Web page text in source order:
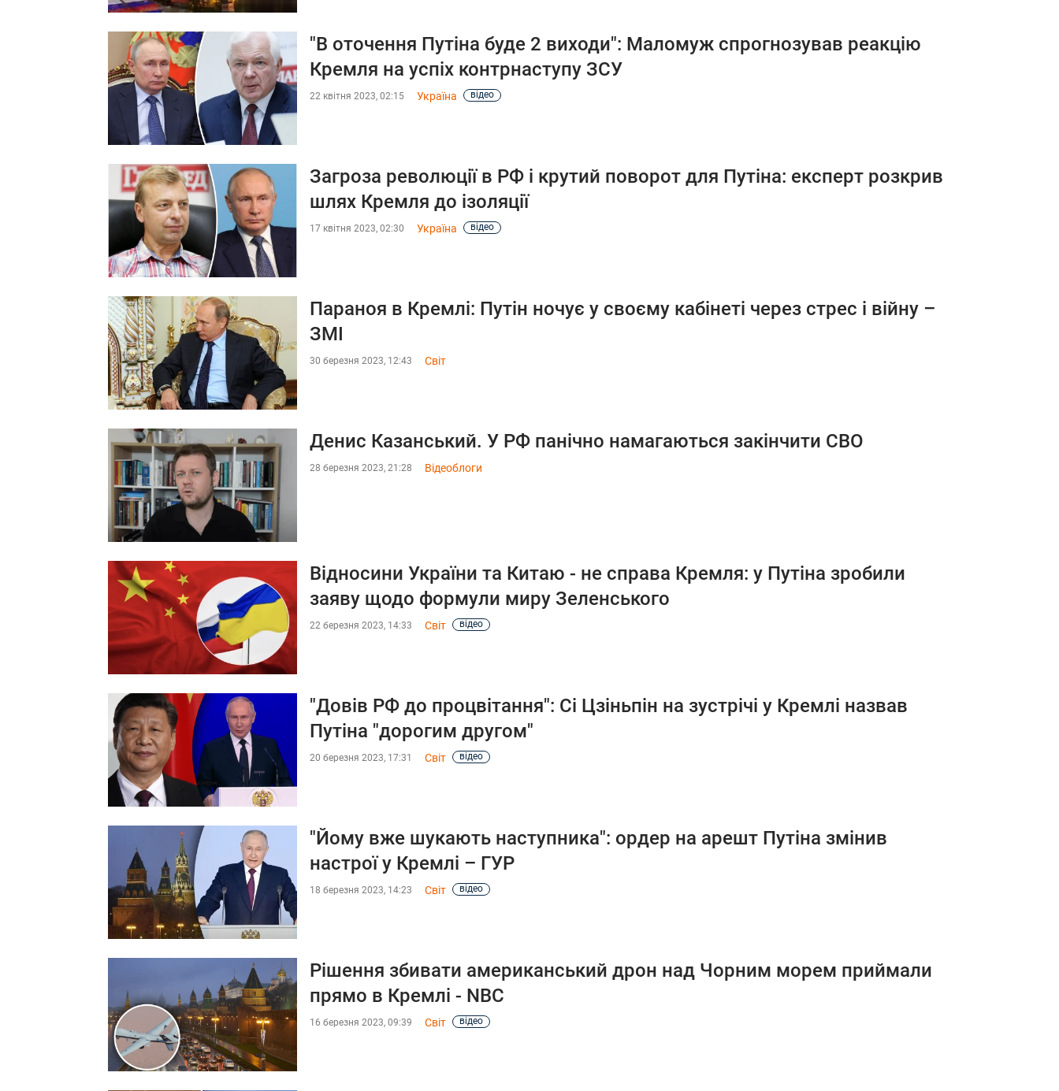
"В оточення Путіна буде 2 виходи": Маломуж спрогнозував реакцію
Кремля на успіх контрнаступу ЗСУ
22 квітня 2023, 02:15 Україна відео
Загроза революції в РФ і крутий поворот для Путіна: експерт розкрив
шлях Кремля до ізоляції
17 квітня 2023, 02:30 Україна відео
Параноя в Кремлі: Путін ночує у своєму кабінеті через стрес і війну –
ЗМІ
30 березня 2023, 12:43 Світ
Денис Казанський. У РФ панічно намагаються закінчити СВО
28 березня 2023, 21:28 Відеоблоги
Відносини України та Китаю - не справа Кремля: у Путіна зробили
заяву щодо формули миру Зеленського
22 березня 2023, 14:33 Світ відео
"Довів РФ до процвітання": Сі Цзіньпін на зустрічі у Кремлі назвав
Путіна "дорогим другом"
20 березня 2023, 17:31 Світ відео
"Йому вже шукають наступника": ордер на арешт Путіна змінив
настрої у Кремлі – ГУР
18 березня 2023, 14:23 Світ відео
Рішення збивати американський дрон над Чорним морем приймали
прямо в Кремлі - NBC
16 березня 2023, 09:39 Світ відео